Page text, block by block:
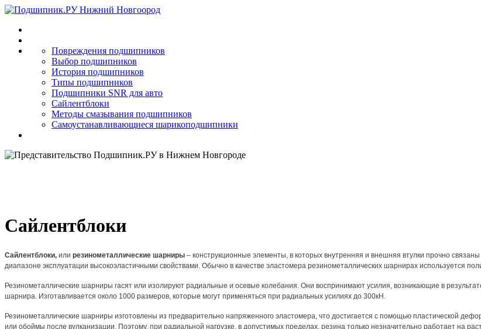
Повреждения подшипников
Выбор подшипников
История подшипников
Типы подшипников
Подшипники SNR для авто
Сайлентблоки
Методы смазывания подшипников
Самоустанавливающиеся шарикоподшипники
Сайлентблоки
Сайлентблоки, или резинометаллические шарниры – конструкционные элементы, в которых внутренняя и внешняя втулки прочно
диапазоне эксплуатации высокоэластичными свойствами. Обычно в качестве эластомера резинометаллических шарнирах используется
Резинометаллические шарниры гасят или изолируют радиальные и осевые колебания. Они воспринимают усилия, возникающие в
шарнира. Изготавливается около 1000 размеров, которые могут применяться при радиальных усилиях до 300кН.
Резинометаллические шарниры изготовлены из предварительно напряженного эластомера, что достигается с помощью пластической
или обоймы после вулканизации. Поэтому, при радиальной нагрузке, в допустимых пределах, резина только незначительно работает на